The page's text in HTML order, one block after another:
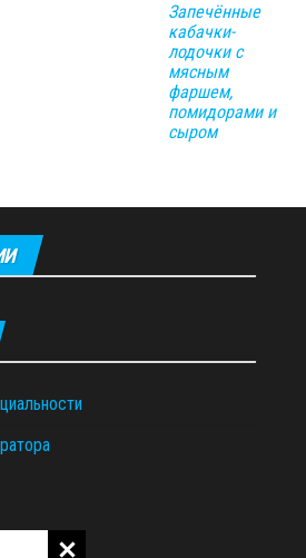
Запечённые
кабачки-
лодочки с
мясным
фаршем,
помидорами и
сыром